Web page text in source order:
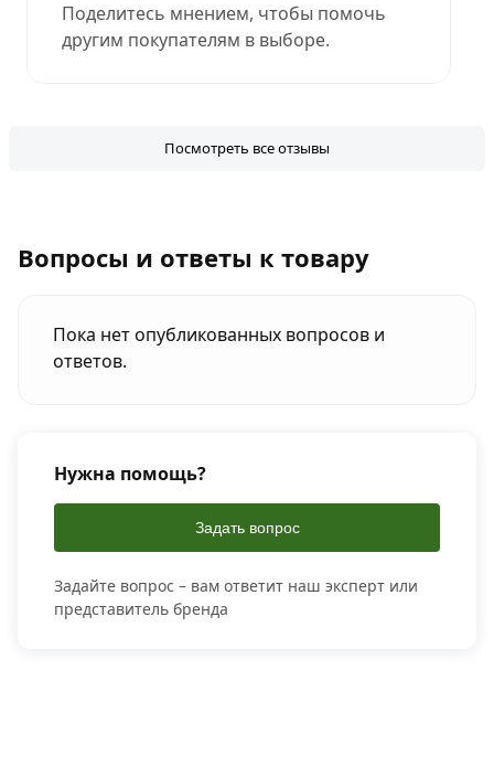
Поделитесь мнением, чтобы помочь
другим покупателям в выборе.
Посмотреть все отзывы
Вопросы и ответы к товару
Пока нет опубликованных вопросов и
ответов.
Нужна помощь?
Задать вопрос
Задайте вопрос – вам ответит наш эксперт или
представитель бренда